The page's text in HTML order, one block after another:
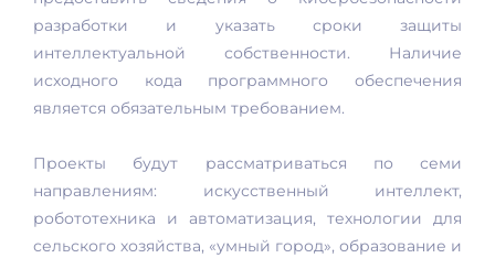
разработки и указать сроки защиты
интеллектуальной собственности. Наличие
исходного кода программного обеспечения
является обязательным требованием.
Проекты будут рассматриваться по семи
направлениям: искусственный интеллект,
робототехника и автоматизация, технологии для
сельского хозяйства, «умный город», образование и